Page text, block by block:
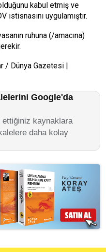
kabul etmiş ve
uygulamıştır.
ruhuna (/amacına)
/ Dünya Gazetesi |
Google'da
ettiğiniz kaynaklara
daha kolay